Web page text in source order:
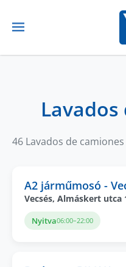
46 Lavados de camiones
A2 járműmosó -
Vecsés, Almáskert utca
Nyitva06:00–22:00